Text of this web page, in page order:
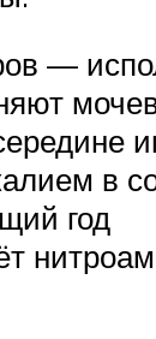
—
в
год